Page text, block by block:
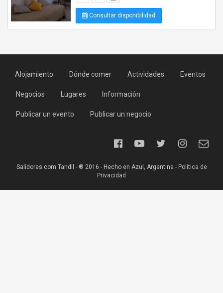
Consultar disponibilidad
Alojamiento Dónde comer Actividades Eventos
Negocios Lugares Información
Publicar un evento Publicar un negocio
Salidores.com Tandil - ® 2016 - Hecho en Azul, Argentina - Política de
Privacidad